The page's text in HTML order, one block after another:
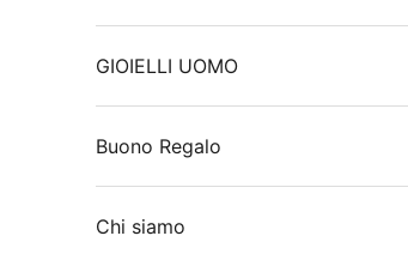
GIOIELLI UOMO
Buono Regalo
Chi siamo